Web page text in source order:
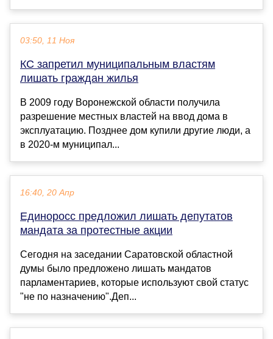
03:50, 11 Ноя
КС запретил муниципальным властям
лишать граждан жилья
В 2009 году Воронежской области получила
разрешение местных властей на ввод дома в
эксплуатацию. Позднее дом купили другие люди, а
в 2020-м муниципал...
16:40, 20 Апр
Единоросс предложил лишать депутатов
мандата за протестные акции
Сегодня на заседании Саратовской областной
думы было предложено лишать мандатов
парламентариев, которые используют свой статус
"не по назначению".Деп...